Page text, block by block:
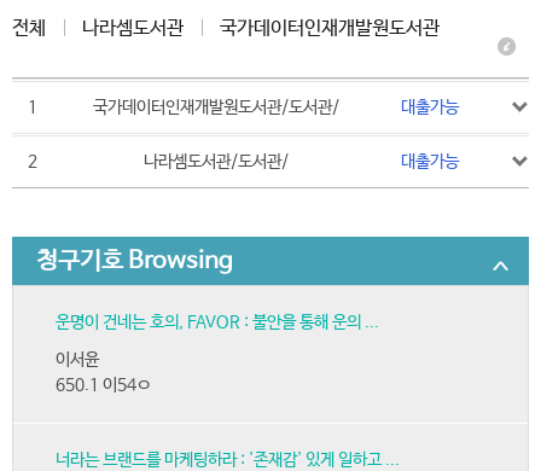
전체 나라셈도서관 국가데이터인재개발원도서관
1 국가데이터인재개발원도서관/도서관/ 대출가능
2 나라셈도서관/도서관/ 대출가능
청구기호 Browsing
운명이 건네는 호의, FAVOR : 불안을 통해 운의 ...
이서윤
650.1 이54ㅇ
너라는 브랜드를 마케팅하라 : '존재감' 있게 일하고 ...